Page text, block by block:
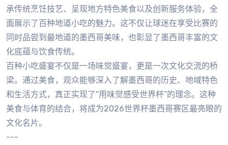
承传统烹饪技艺、呈现地方特色美食以及创新服务体验，全
面展示了百种地道小吃的魅力。这不仅让球迷在享受比赛的
同时品尝到最地道的墨西哥美味，也彰显了墨西哥丰富的文
化底蕴与饮食传统。
百种小吃盛宴不仅是一场味觉盛宴，更是一次文化交流的桥
梁。通过美食，观众能够深入了解墨西哥的历史、地域特色
和生活方式，真正实现了“用味觉感受世界杯”的理念。这种
美食与体育的结合，将成为2026世界杯墨西哥赛区最亮眼的
文化名片。
---